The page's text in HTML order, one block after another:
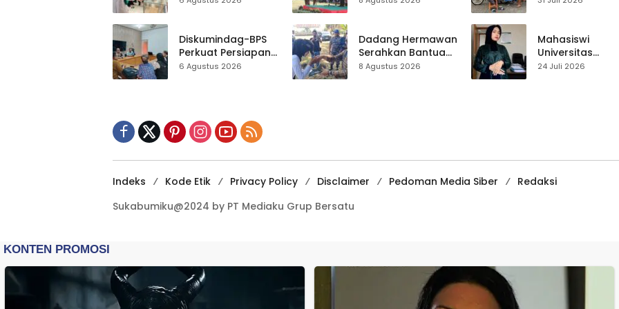
Hampir 500 Koleksi
Dipisahkan
Diskumindag-BPS
Perkuat Persiapan
Sensus Ekonomi,
6 Agustus 2026
Pembentukan
Karakter
Dadang Hermawan
Serahkan Bantuan
Seragam
8 Agustus 2026
Pasar Cisaat
Mahasiswi
Universitas
Muhammadiyah
24 Juli 2026
Indeks Kode Etik Privacy Policy Disclaimer Pedoman Media Siber
Redaksi
Sukabumiku@2024 by PT Mediaku Grup Bersatu